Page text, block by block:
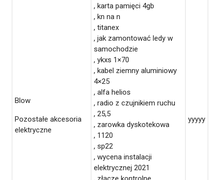
Blow
Pozostałe akcesoria
elektryczne
, karta pamięci 4gb
, kn na n
, titanex
, jak zamontować ledy w
samochodzie
, ykxs 1×70
, kabel ziemny aluminiowy
4×25
, alfa helios
, radio z czujnikiem ruchu
, 25,5
, zarowka dyskotekowa
, 1120
, sp22
, wycena instalacji
elektrycznej 2021
yyyyy